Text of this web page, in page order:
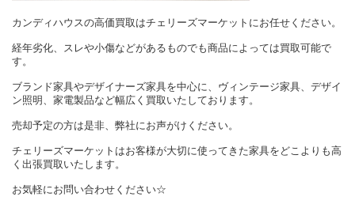
カンディハウスの高価買取はチェリーズマーケットにお任せください。
経年劣化、スレや小傷などがあるものでも商品によっては買取可能で
す。
ブランド家具やデザイナーズ家具を中心に、ヴィンテージ家具、デザイ
ン照明、家電製品など幅広く買取いたしております。
売却予定の方は是非、弊社にお声がけください。
チェリーズマーケットはお客様が大切に使ってきた家具をどこよりも高
く出張買取いたします。
お気軽にお問い合わせください☆